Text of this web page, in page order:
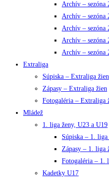
Archív – sezóna
Archív – sezóna
Archív – sezóna
Archív – sezóna
Archív – sezóna
Extraliga
Súpiska – Extraliga žien
Zápasy – Extraliga žien
Fotogaléria – Extraliga
Mládež
1. liga ženy, U23 a U19
Súpiska – 1.
Zápasy – 1. liga
Fotogaléria – 1.
Kadetky U17